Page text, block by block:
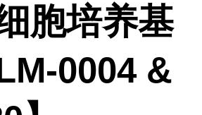
胞培养基
0004 &